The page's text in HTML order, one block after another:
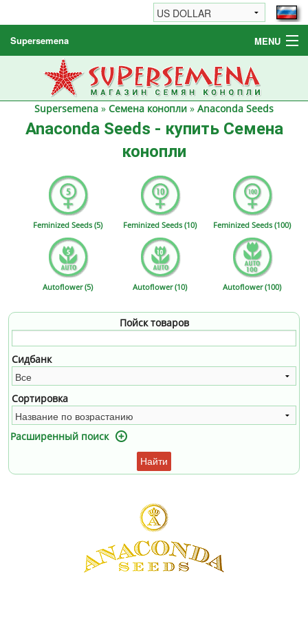
Supersemena MENU
Семена конопли
Другие товары
Как заказать / FAQ
Supersemena » Семена конопли » Anaconda Seeds
Anaconda Seeds - купить Семена
конопли
Feminized Seeds (5) Feminized Seeds (10) Feminized Seeds (100)
Autoflower (5) Autoflower (10) Autoflower (100)
Пойск товаров
Сидбанк
Сортировка
Расширенный поиск
Найти